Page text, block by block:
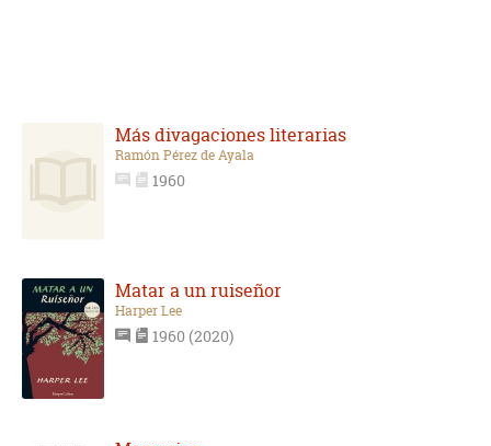
Más divagaciones literarias
Ramón Pérez de Ayala
1960
Matar a un ruiseñor
Harper Lee
1960 (2020)